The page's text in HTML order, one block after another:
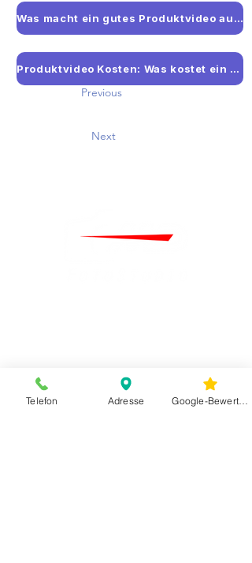
Was macht ein gutes Produktvideo aus? Tipps für verkaufsstarke Videos
Produktvideo Kosten: Was kostet ein professionelles Produktvideo?
Previous
Next
Telefon Adresse Google-Bewertungen